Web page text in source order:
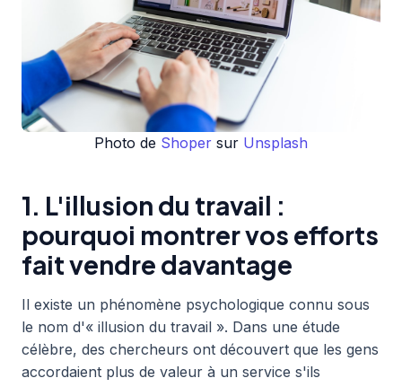
Photo de Shoper sur Unsplash
1. L'illusion du travail :
pourquoi montrer vos efforts
fait vendre davantage
Il existe un phénomène psychologique connu sous
le nom d'« illusion du travail ». Dans une étude
célèbre, des chercheurs ont découvert que les gens
accordaient plus de valeur à un service s'ils